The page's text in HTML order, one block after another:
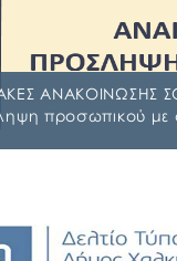
ΑΝΑΚΟΙΝΩΣΗΣ
προσωπικού με
ΠΙΝΑΚΑΣ ΜΕΡΙΚΗΣ